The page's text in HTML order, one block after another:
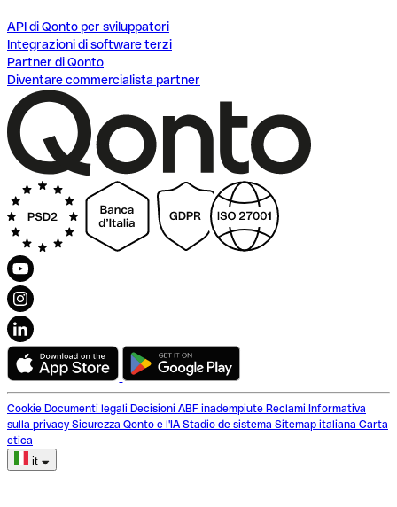
API di Qonto per sviluppatori
Integrazioni di software terzi
Partner di Qonto
Diventare commercialista partner
Cookie Documenti legali Decisioni ABF inadempiute Reclami Informativa
sulla privacy Sicurezza Qonto e l'IA Stadio de sistema Sitemap italiana Carta
etica
it